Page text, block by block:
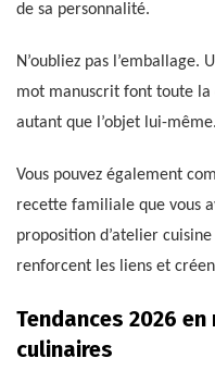
de sa personnalité.
N’oubliez pas l’emballage.
mot manuscrit font toute la
autant que l’objet lui-même.
Vous pouvez également
recette familiale que vous
proposition d’atelier
renforcent les liens et
Tendances 2026
culinaires